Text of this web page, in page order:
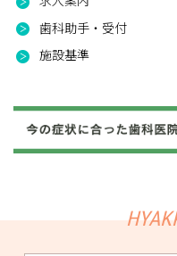
歯科助手・受付
施設基準